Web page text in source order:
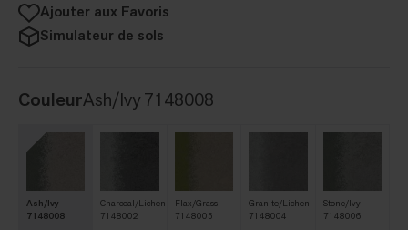
Ajouter aux Favoris
Simulateur de sols
CouleurAsh/Ivy 7148008
Ash/Ivy
7148008
Charcoal/Lichen
7148002
Flax/Grass
7148005
Granite/Lichen
7148004
Stone/Ivy
7148006